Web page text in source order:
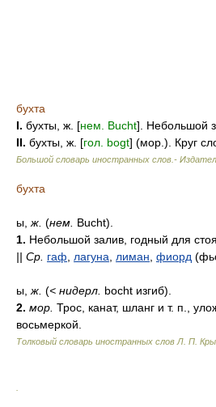
бухта
I. бухты, ж. [нем. Bucht]. Небольшой
II. бухты, ж. [гол. bogt] (мор.). Круг
Большой словарь иностранных слов.-
бухта
ы, ж. (нем. Bucht).
1. Небольшой залив, годный для
|| Ср. гаф лагуна лиман фиорд
ы, ж. (< нидерл. bocht изгиб).
2. мор. Трос, канат, шланг и т. п.,
восьмеркой.
Толковый словарь иностранных слов Л. П.